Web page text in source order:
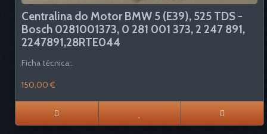
Centralina do Motor BMW 5 (E39), 525 TDS -
Bosch 0281001373, 0 281 001 373, 2 247 891,
2247891,28RTE044
Ficha técnica..
150,00 €